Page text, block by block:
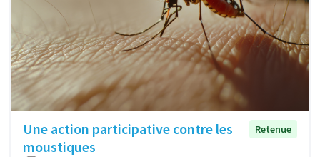
Une action participative contre les
moustiques
Retenue